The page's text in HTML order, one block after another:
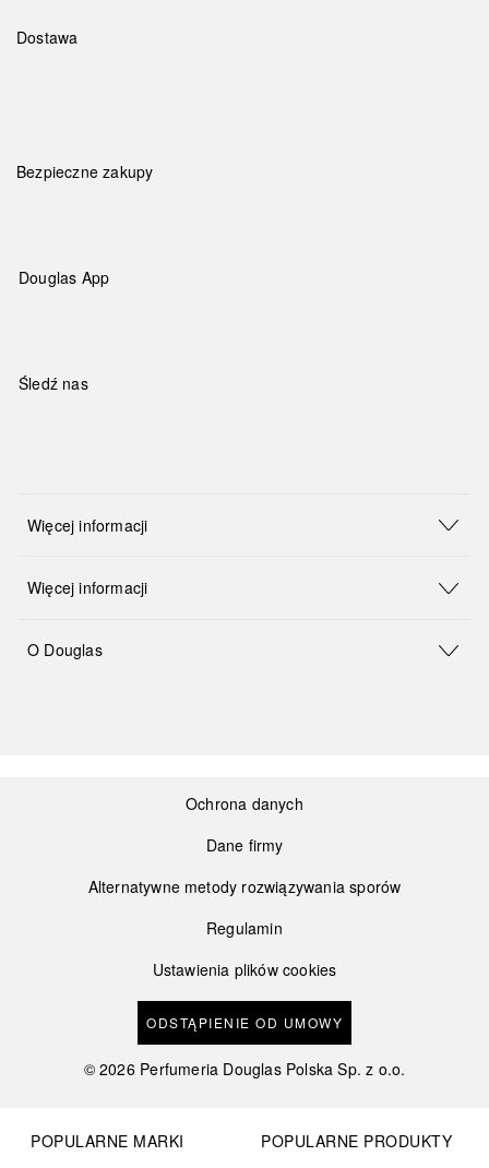
Dostawa
Bezpieczne zakupy
Douglas App
Śledź nas
Więcej informacji
Więcej informacji
O Douglas
Ochrona danych
Dane firmy
Alternatywne metody rozwiązywania sporów
Regulamin
Ustawienia plików cookies
ODSTĄPIENIE OD UMOWY
©2026 Perfumeria Douglas Polska Sp. z o.o.
POPULARNE MARKI
POPULARNE PRODUKTY